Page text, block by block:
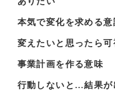
本気で変化を求める意
変えたいと思ったら可
事業計画を作る意味
行動しないと…結果が